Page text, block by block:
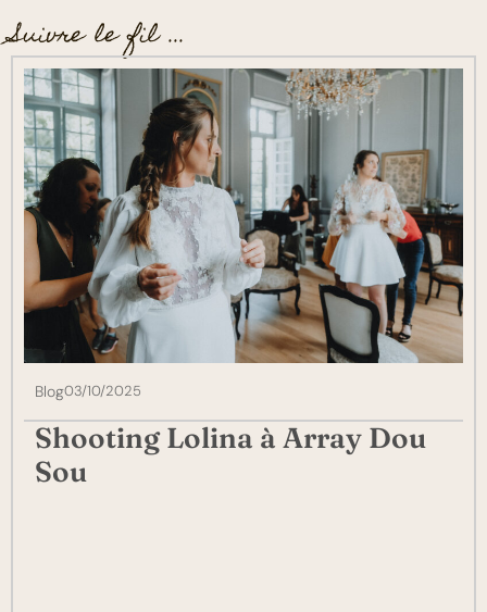
Suivre le fil ...
Blog03/10/2025
Shooting Lolina à Array Dou
Sou